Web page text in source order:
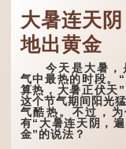
大暑连天阴
地出黄金
今天是大暑，
气中最热的时段。
算热，大暑正伏天
这个节气期间阳光
气酷热。不过，为
有“大暑连天阴，
金”的说法？